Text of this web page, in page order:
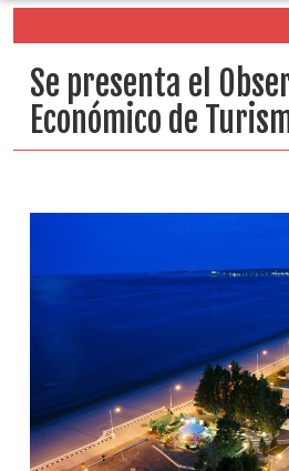
Se presenta el
Económico de